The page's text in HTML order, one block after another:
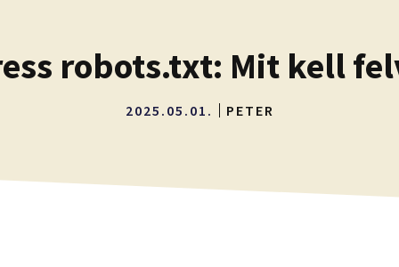
robots.txt: Mit kell
2025.05.01. PETER